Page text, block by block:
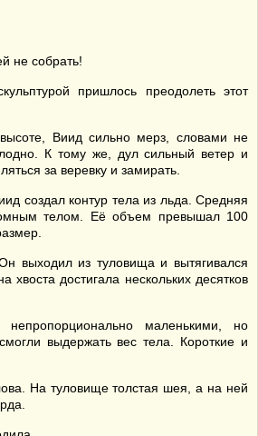
не собрать!
пришлось преодолеть этот
Виид сильно мерз, словами не
К тому же, дул сильный ветер и
за веревку и замирать.
создал контур тела из льда. Средняя
телом. Её объем превышал 100
выходил из туловища и вытягивался
хвоста достигала нескольких десятков
маленькими, но
выдержать вес тела. Короткие и
На туловище толстая шея, а на ней